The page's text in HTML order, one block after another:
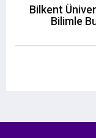
Bilkent
Bilimle